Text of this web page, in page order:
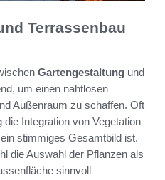
Terrassenbau
Gartengestaltung und
um einen nahtlosen
Außenraum zu schaffen. Oft
Integration von Vegetation
stimmiges Gesamtbild ist.
die Auswahl der Pflanzen als
sinnvoll